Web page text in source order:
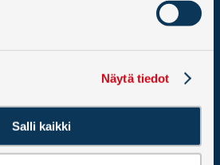
Näytä tiedot
Salli kaikki
–
Hangö Hamn Oy Ab